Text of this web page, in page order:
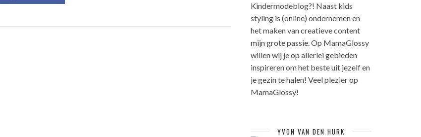
Kindermodeblog?! Naast kids
styling is (online) ondernemen en
het maken van creatieve content
mijn grote passie. Op MamaGlossy
willen wij je op allerlei gebieden
inspireren om het beste uit jezelf en
je gezin te halen! Veel plezier op
MamaGlossy!
YVON VAN DEN HURK